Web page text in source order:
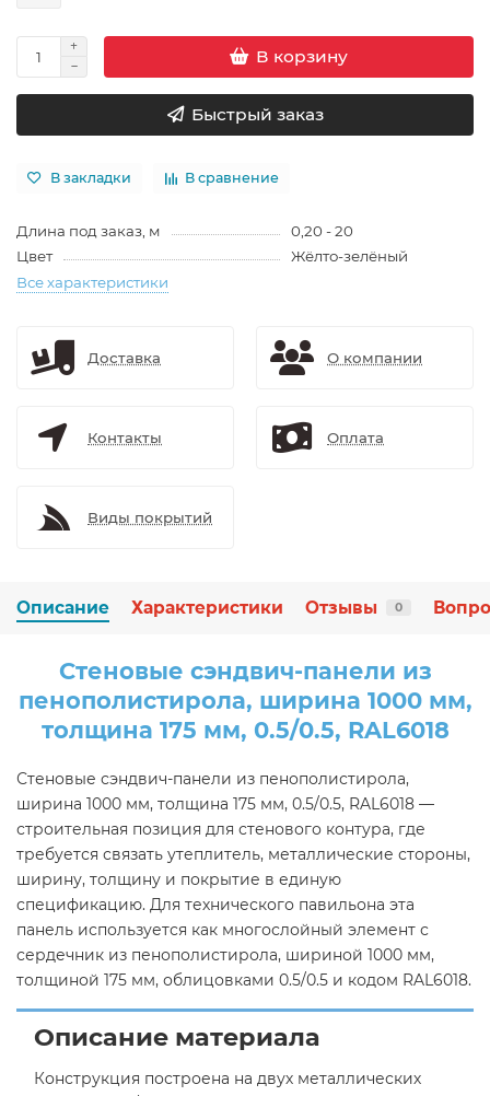
В корзину
Быстрый заказ
В закладки В сравнение
Длина под заказ, м
0,20 - 20
Цвет
Жёлто-зелёный
Все характеристики
Доставка О компании
Контакты Оплата
Виды покрытий
Описание Характеристики Отзывы 0
Стеновые сэндвич-панели из
пенополистирола, ширина 1000 мм,
толщина 175 мм, 0.5/0.5, RAL6018
Стеновые сэндвич-панели из пенополистирола,
ширина 1000 мм, толщина 175 мм, 0.5/0.5, RAL6018 —
строительная позиция для стенового контура, где
требуется связать утеплитель, металлические стороны,
ширину, толщину и покрытие в единую
спецификацию. Для технического павильона эта
панель используется как многослойный элемент с
сердечник из пенополистирола, шириной 1000 мм,
толщиной 175 мм, облицовками 0.5/0.5 и кодом RAL6018.
Описание материала
Конструкция построена на двух металлических